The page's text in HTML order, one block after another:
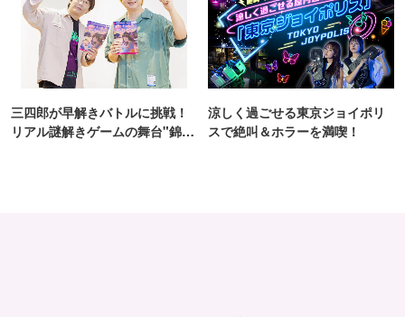
三四郎が早解きバトルに挑戦！
リアル謎解きゲームの舞台"錦糸
涼しく過ごせる東京ジョイポリ
スで絶叫＆ホラーを満喫！